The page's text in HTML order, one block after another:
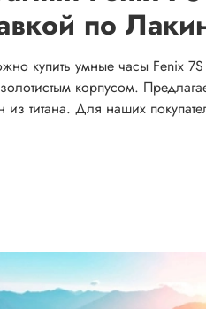
по
купить умные часы Fenix
корпусом.
титана. Для наших